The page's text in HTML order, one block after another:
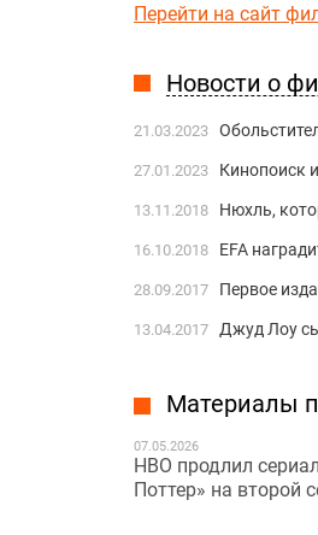
Перейти на сайт
Новости о
21.03.2023
27.01.2023 Кинопоиск
13.11.2018 Нюхль,
16.10.2018 EFA
28.09.2017 Первое
13.04.2017 Джуд Лоу
Материалы
07.05.2026
HBO продлил
Поттер» на второй